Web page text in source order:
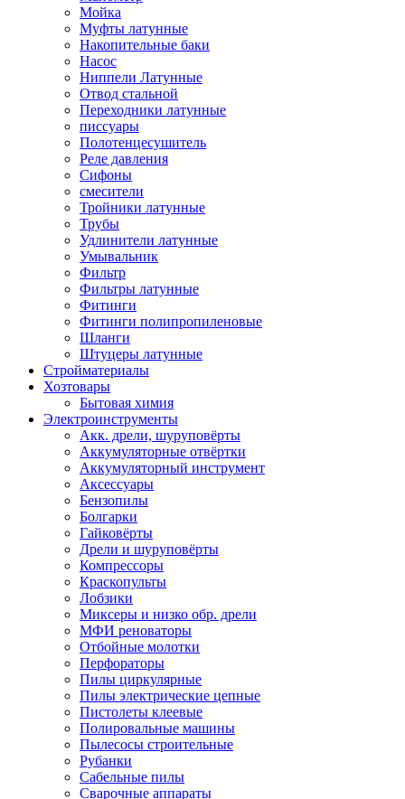
Мойка
Муфты латунные
Накопительные баки
Насос
Ниппели Латунные
Отвод стальной
Переходники латунные
писсуары
Полотенцесушитель
Реле давления
Сифоны
смесители
Тройники латунные
Трубы
Удлинители латунные
Умывальник
Фильтр
Фильтры латунные
Фитинги
Фитинги полипропиленовые
Шланги
Штуцеры латунные
Стройматериалы
Хозтовары
Бытовая химия
Электроинструменты
Акк. дрели, шуруповёрты
Аккумуляторные отвёртки
Аккумуляторный инструмент
Аксессуары
Бензопилы
Болгарки
Гайковёрты
Дрели и шуруповёрты
Компрессоры
Краскопульты
Лобзики
Миксеры и низко обр. дрели
МФИ реноваторы
Отбойные молотки
Перфораторы
Пилы циркулярные
Пилы электрические цепные
Пистолеты клеевые
Полировальные машины
Пылесосы строительные
Рубанки
Сабельные пилы
Сварочные аппараты